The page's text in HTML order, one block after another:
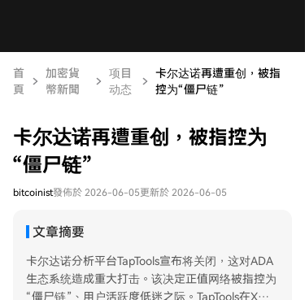
首
頁
加密貨
幣新聞
项目
动态
卡尔达诺再遭重创，被指
控为“僵尸链”
卡尔达诺再遭重创，被指控为
“僵尸链”
bitcoinist發佈於 2026-06-05更新於 2026-06-05
文章摘要
卡尔达诺分析平台TapTools宣布将关闭，这对ADA
生态系统造成重大打击。该决定正值网络被指控为
“僵尸链”、用户活跃度低迷之际。TapTools在X上